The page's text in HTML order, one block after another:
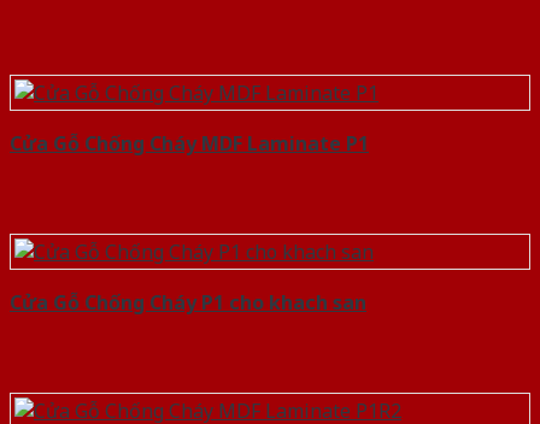
Cửa Gỗ Chống Cháy MDF Laminate P1
Cửa Gỗ Chống Cháy P1 cho khach san